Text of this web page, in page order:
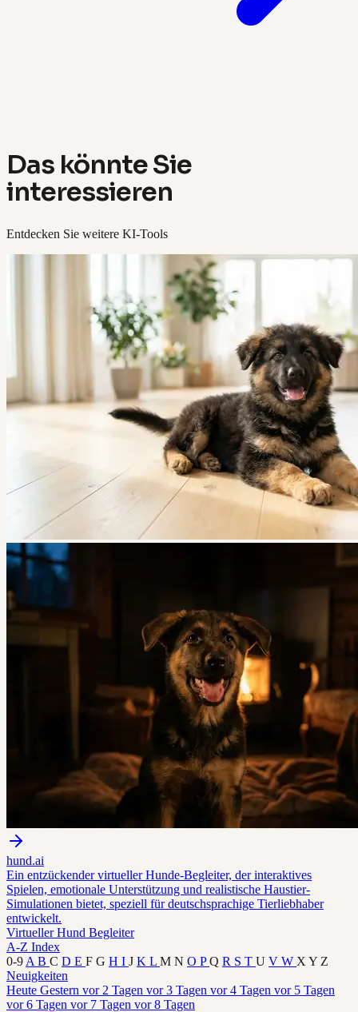
Das könnte Sie
interessieren
Entdecken Sie weitere KI-Tools
hund.ai
Ein entzückender virtueller Hunde-Begleiter, der interaktives
Spielen, emotionale Unterstützung und realistische Haustier-
Simulationen bietet, speziell für deutschsprachige Tierliebhaber
entwickelt.
Virtueller Hund Begleiter
A-Z Index
0-9 A B C D E F G H I J K L M N O PQ R S T U V W X Y Z
Neuigkeiten
Heute Gestern vor 2 Tagen vor 3 Tagen vor 4 Tagen vor 5 Tagen
vor 6 Tagen vor 7 Tagen vor 8 Tagen